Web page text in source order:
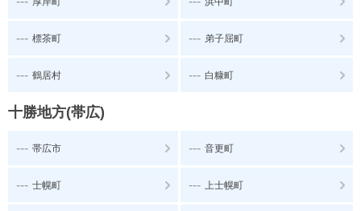
--- 標茶町 --- 弟子屈町
--- 鶴居村 --- 白糠町
十勝地方(帯広)
--- 帯広市 --- 音更町
--- 士幌町 --- 上士幌町